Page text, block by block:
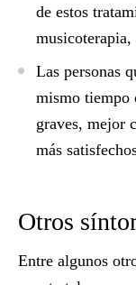
de estos
Las personas
mismo tiempo
graves, mejor
más
Otros
Entre algunos